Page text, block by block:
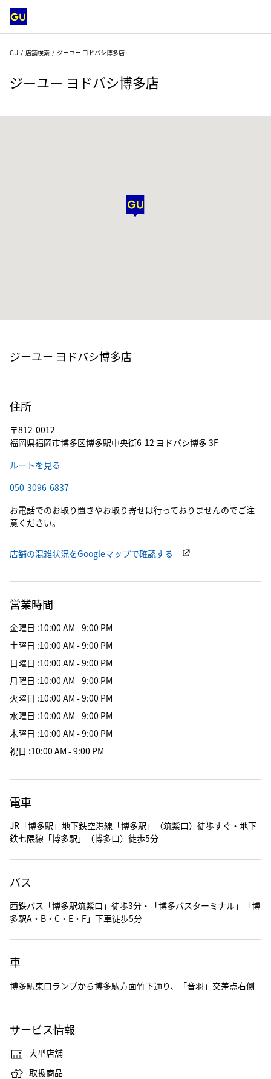
GU 店舗検索 ジーユー ヨドバシ博多店
ジーユー ヨドバシ博多店
ジーユー ヨドバシ博多店
住所
〒812-0012
福岡県福岡市博多区博多駅中央街6-12 ヨドバシ博多 3F
ルートを見る
050-3096-6837
お電話でのお取り置きやお取り寄せは行っておりませんのでご注
意ください。
店舗の混雑状況をGoogleマップで確認する
営業時間
金曜日 :10:00 AM - 9:00 PM
土曜日 :10:00 AM - 9:00 PM
日曜日 :10:00 AM - 9:00 PM
月曜日 :10:00 AM - 9:00 PM
火曜日 :10:00 AM - 9:00 PM
水曜日 :10:00 AM - 9:00 PM
木曜日 :10:00 AM - 9:00 PM
祝日 :10:00 AM - 9:00 PM
電車
JR「博多駅」地下鉄空港線「博多駅」（筑紫口）徒歩すぐ・地下
鉄七隈線「博多駅」（博多口）徒歩5分
バス
西鉄バス「博多駅筑紫口」徒歩3分・「博多バスターミナル」「博
多駅A・B・C・E・F」下車徒歩5分
車
博多駅東口ランプから博多駅方面竹下通り、「音羽」交差点右側
サービス情報
大型店舗
取扱商品